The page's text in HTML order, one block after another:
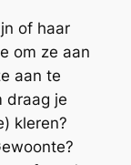
of haar
om ze aan
aan te
draag je
kleren?